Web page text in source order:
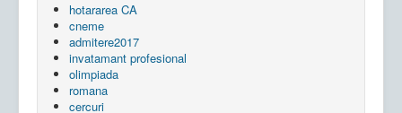
hotararea CA
cneme
admitere2017
invatamant profesional
olimpiada
romana
cercuri